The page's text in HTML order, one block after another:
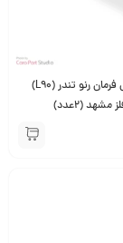
سیبک مفصل فرمان رنو تندر (L90)
(2عدد)